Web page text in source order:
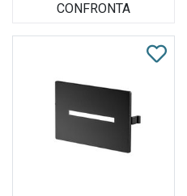
CONFRONTA